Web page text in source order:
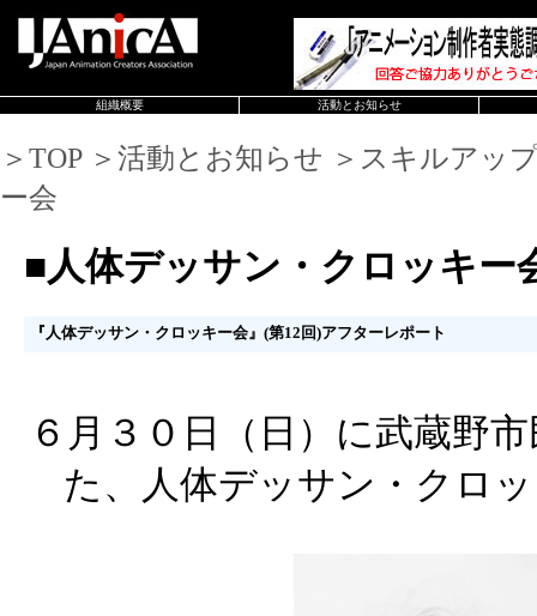
組織概要 活動とお知らせ
＞TOP ＞活動とお知らせ ＞スキルアッ
ー会
■人体デッサン・クロッキー
『人体デッサン・クロッキー会』(第12回)アフターレポート
６月３０日（日）に武蔵野
た、人体デッサン・クロ